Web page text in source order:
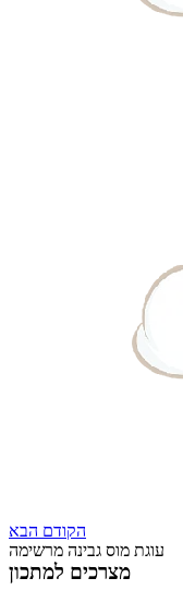
הקודם הבא
עוגת מוס גבינה מרשימה
מצרכים למתכון